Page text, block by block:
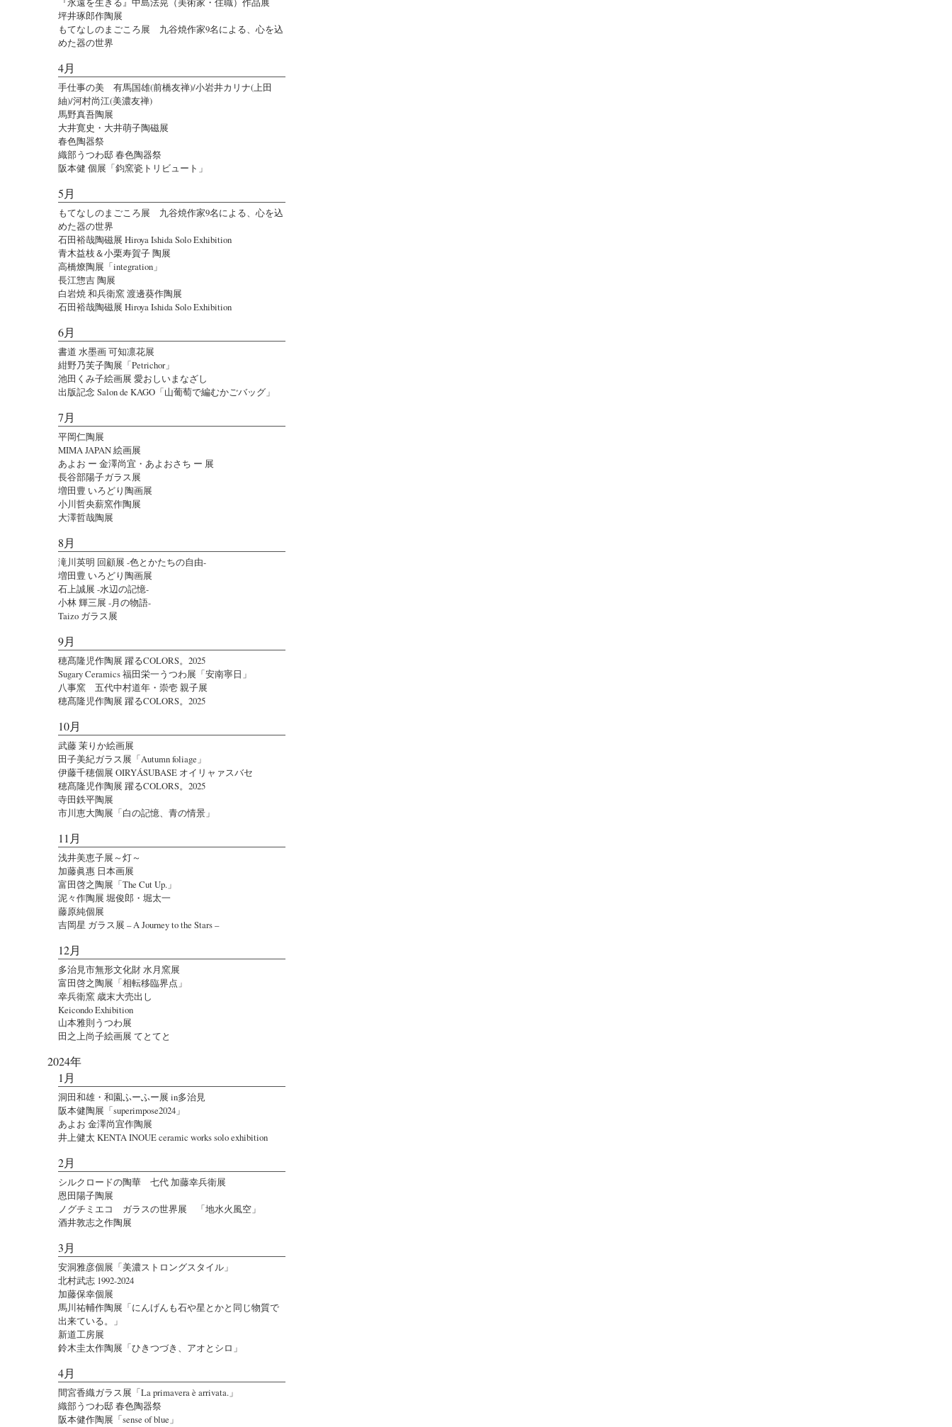
坪井琢郎作陶展
もてなしのまごころ展 九谷焼作家9名による、心を込
めた器の世界
4月
手仕事の美 有馬国雄(前橋友禅)/小岩井カリナ(上田
紬)/河村尚江(美濃友禅)
馬野真吾陶展
大井寛史・大井萌子陶磁展
春色陶器祭
織部うつわ邸 春色陶器祭
阪本健 個展「鈞窯瓷トリビュート」
5月
もてなしのまごころ展 九谷焼作家9名による、心を込
めた器の世界
石田裕哉陶磁展 Hiroya Ishida Solo Exhibition
青木益枝＆小栗寿賀子 陶展
高橋燎陶展「integration」
長江惣吉 陶展
白岩焼 和兵衛窯 渡邊葵作陶展
石田裕哉陶磁展 Hiroya Ishida Solo Exhibition
6月
書道 水墨画 可知凛花展
紺野乃芙子陶展「Petrichor」
池田くみ子絵画展 愛おしいまなざし
出版記念 Salon de KAGO「山葡萄で編むかごバッグ」
7月
平岡仁陶展
MIMA JAPAN 絵画展
あよお ー 金澤尚宜・あよおさち ー 展
長谷部陽子ガラス展
増田豊 いろどり陶画展
小川哲央薪窯作陶展
大澤哲哉陶展
8月
滝川英明 回顧展 -色とかたちの自由-
増田豊 いろどり陶画展
石上誠展 -水辺の記憶-
小林 輝三展 -月の物語-
Taizo ガラス展
9月
穂髙隆児作陶展 躍るCOLORS。2025
Sugary Ceramics 福田栄一うつわ展「安南寧日」
八事窯 五代中村道年・崇壱 親子展
穂髙隆児作陶展 躍るCOLORS。2025
10月
武藤 茉りか絵画展
田子美紀ガラス展「Autumn foliage」
伊藤千穂個展 OIRYÁSUBASE オイリャァスバセ
穂髙隆児作陶展 躍るCOLORS。2025
寺田鉄平陶展
市川恵大陶展「白の記憶、青の情景」
11月
浅井美恵子展～灯～
加藤眞惠 日本画展
富田啓之陶展「The Cut Up.」
泥々作陶展 堀俊郎・堀太一
藤原純個展
吉岡星 ガラス展 – A Journey to the Stars –
12月
多治見市無形文化財 水月窯展
富田啓之陶展「相転移臨界点」
幸兵衛窯 歳末大売出し
Keicondo Exhibition
山本雅則うつわ展
田之上尚子絵画展 てとてと
2024年
1月
洞田和雄・和園ふーふー展 in多治見
阪本健陶展「superimpose2024」
あよお 金澤尚宜作陶展
井上健太 KENTA INOUE ceramic works solo exhibition
2月
シルクロードの陶華 七代 加藤幸兵衛展
恩田陽子陶展
ノグチミエコ ガラスの世界展 「地水火風空」
酒井敦志之作陶展
3月
安洞雅彦個展「美濃ストロングスタイル」
北村武志 1992-2024
加藤保幸個展
馬川祐輔作陶展「にんげんも石や星とかと同じ物質で
出来ている。」
新道工房展
鈴木圭太作陶展「ひきつづき、アオとシロ」
4月
間宮香織ガラス展「La primavera è arrivata.」
織部うつわ邸 春色陶器祭
阪本健作陶展「sense of blue」